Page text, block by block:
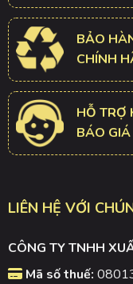
BẢO
CHÍNH
HỖ TRỢ
BÁO
LIÊN HỆ VỚI
CÔNG TY TNHH
Mã số thuế: